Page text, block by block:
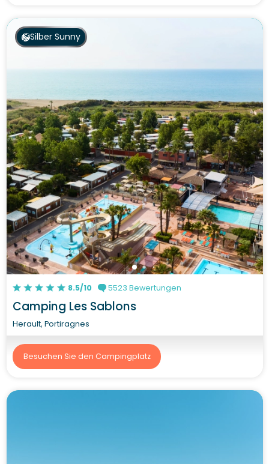
Silber Sunny
8.5/10 5523 Bewertungen
Camping Les Sablons
Herault, Portiragnes
Besuchen Sie den Campingplatz